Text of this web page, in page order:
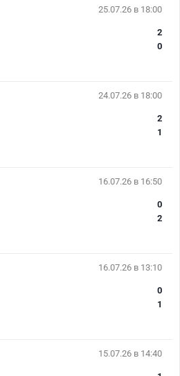
25.07.26 в 18:00
2
0
24.07.26 в 18:00
2
1
16.07.26 в 16:50
0
2
16.07.26 в 13:10
0
1
15.07.26 в 14:40